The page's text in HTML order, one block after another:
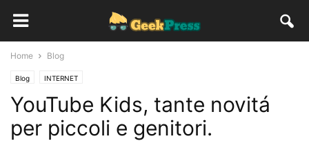
Home Blog
Blog INTERNET
YouTube Kids, tante novitá
per piccoli e genitori.